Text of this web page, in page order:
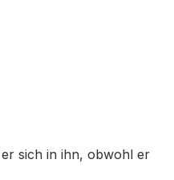
sich in ihn, obwohl er